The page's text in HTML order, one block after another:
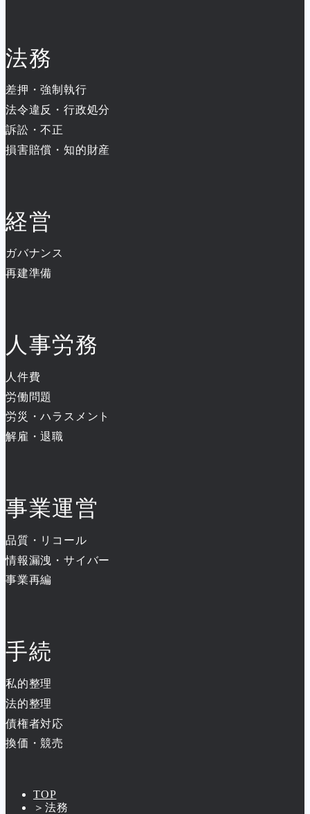
法務
差押・強制執行
法令違反・行政処分
訴訟・不正
損害賠償・知的財産
経営
ガバナンス
再建準備
人事労務
人件費
労働問題
労災・ハラスメント
解雇・退職
事業運営
品質・リコール
情報漏洩・サイバー
事業再編
手続
私的整理
法的整理
債権者対応
換価・競売
TOP
＞ 法務